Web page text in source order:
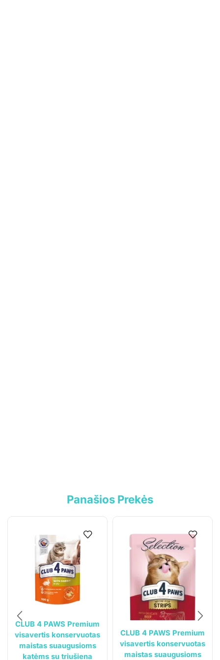
Panašios Prekės
CLUB 4 PAWS Premium
visavertis konservuotas
maistas suaugusioms
katėms su triušiena
CLUB 4 PAWS Premium
visavertis konservuotas
maistas suaugusioms
Pirkimo-pardavimo taisyklės
Klientams
Mano paskyra
Siuntos sekimas